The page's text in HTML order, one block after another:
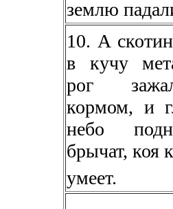
землю
10. А
в кучу
рог
кормом, и
небо
брычат, коя
умеет.